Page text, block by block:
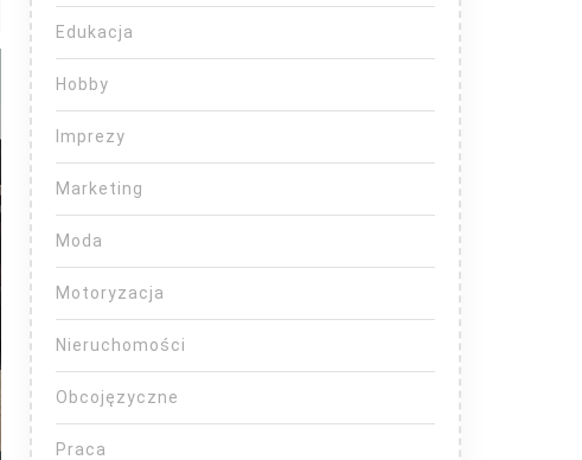
Edukacja
Hobby
Imprezy
Marketing
Moda
Motoryzacja
Nieruchomości
Obcojęzyczne
Praca